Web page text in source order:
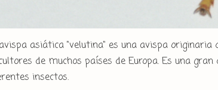
asiática "velutina" es una avispa
de muchos países de Europa. Es una
insectos.